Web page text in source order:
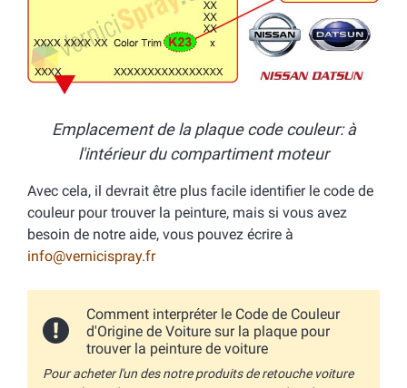
Emplacement de la plaque code couleur: à
l'intérieur du compartiment moteur
Avec cela, il devrait être plus facile identifier le code de
couleur pour trouver la peinture, mais si vous avez
besoin de notre aide, vous pouvez écrire à
info@vernicispray.fr
Comment interpréter le Code de Couleur
d'Origine de Voiture sur la plaque pour
trouver la peinture de voiture
Pour acheter l'un des notre produits de retouche voiture